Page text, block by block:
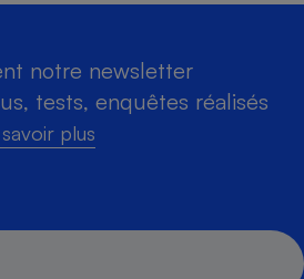
notre newsletter
tests, enquêtes réalisés
plus